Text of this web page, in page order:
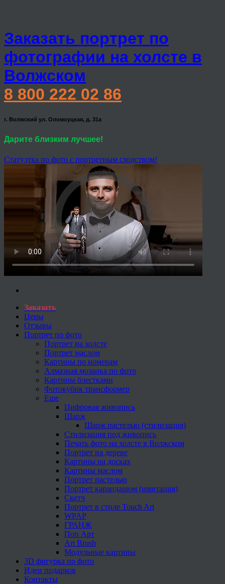
Заказать портрет по
фотографии на холсте в
Волжском
8 800 222 02 86
г. Волжский ул. Оломоуцкая, д. 31а
Дарите близким лучшее!
Статуэтка по фото с портретным сходством!
Заказать
Цены
Отзывы
Портрет по фото
Портрет на холсте
Портрет маслом
Картины по номерам
Алмазная мозаика по фото
Картины блестками
Фотокубик трансформер
Еще
Цифровая живопись
Шарж
Шарж пастелью (стилизация)
Стилизация под живопись
Печать фото на холсте в Волжском
Портрет на дереве
Картины на досках
Картины маслом
Портрет пастелью
Портрет карандашом (имитация)
Скетч
Портрет в стиле Touch Art
WPAP
ГРАНЖ
Поп Арт
Art Brush
Модульные картины
3D фигурка по фото
Идеи подарков
Контакты